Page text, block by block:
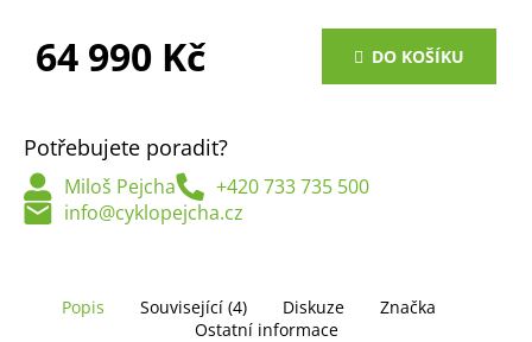
64 990 Kč DO KOŠÍKU
Potřebujete poradit?
Miloš Pejcha
+420 733 735 500
info@cyklopejcha.cz
Popis Související (4) Diskuze
Značka
Ostatní informace
u
j
e
m
e